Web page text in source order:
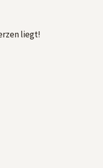
liegt!